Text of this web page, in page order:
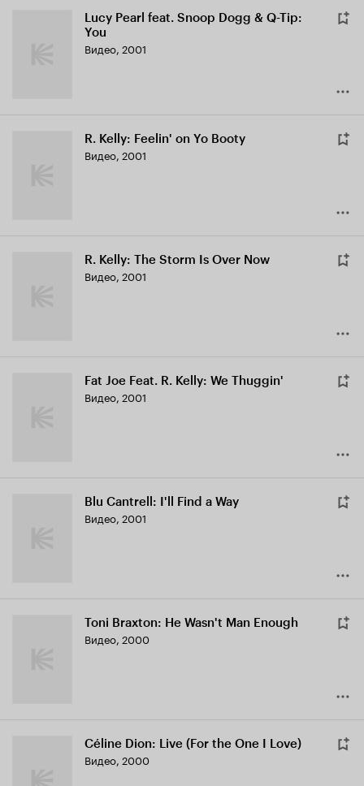
Lucy Pearl feat. Snoop Dogg & Q-Tip:
You
Видео, 2001
R. Kelly: Feelin' on Yo Booty
Видео, 2001
R. Kelly: The Storm Is Over Now
Видео, 2001
Fat Joe Feat. R. Kelly: We Thuggin'
Видео, 2001
Blu Cantrell: I'll Find a Way
Видео, 2001
Toni Braxton: He Wasn't Man Enough
Видео, 2000
Céline Dion: Live (For the One I Love)
Видео, 2000